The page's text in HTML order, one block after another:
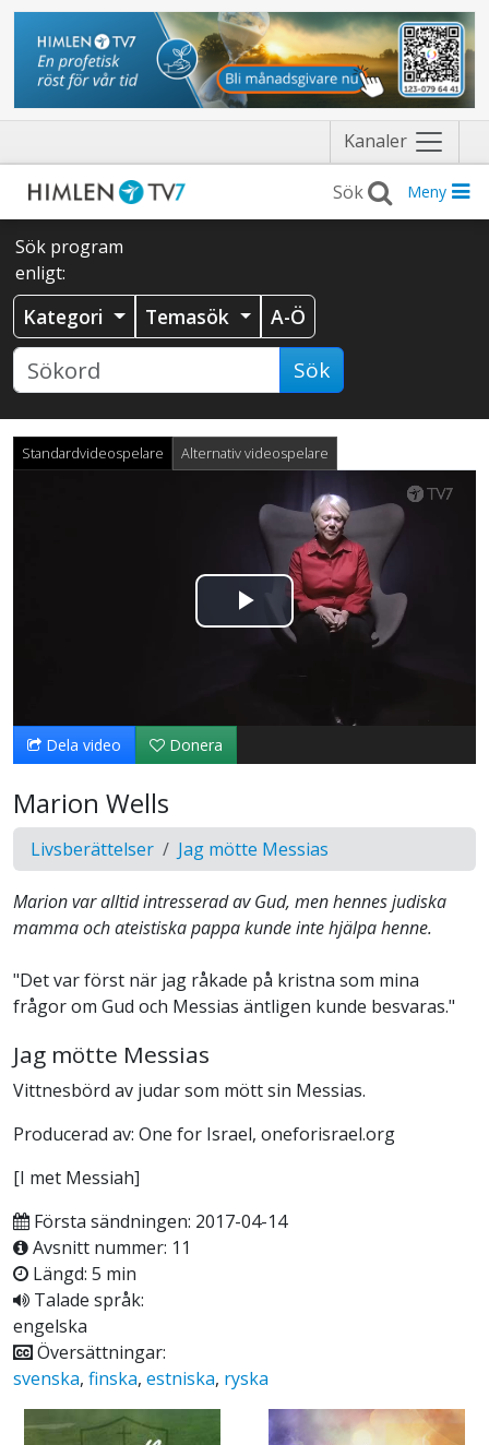
Kanaler Näytä
valikko
Meny
Sök program
enligt:
Kategori Temasök A-Ö
Sök
Standardvideospelare Alternativ videospelare
Spela
Dela video Donera
Marion Wells
Livsberättelser Jag mötte Messias
Marion var alltid intresserad av Gud, men hennes judiska
mamma och ateistiska pappa kunde inte hjälpa henne.
"Det var först när jag råkade på kristna som mina
frågor om Gud och Messias äntligen kunde besvaras."
Jag mötte Messias
Vittnesbörd av judar som mött sin Messias.
Producerad av: One for Israel, oneforisrael.org
[I met Messiah]
Första sändningen: 2017-04-14
Avsnitt nummer: 11
Längd: 5 min
Talade språk:
engelska
Översättningar:
svenska, finska, estniska, ryska